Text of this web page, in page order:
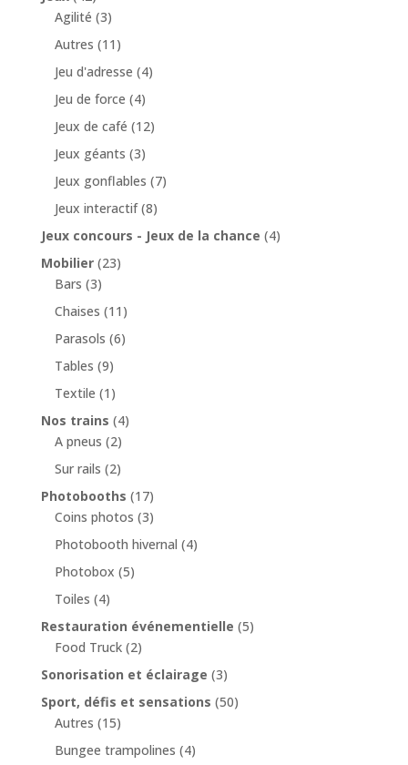
Agilité (3)
Autres (11)
Jeu d'adresse (4)
Jeu de force (4)
Jeux de café (12)
Jeux géants (3)
Jeux gonflables (7)
Jeux interactif (8)
Jeux concours - Jeux de la chance (4)
Mobilier (23)
Bars (3)
Chaises (11)
Parasols (6)
Tables (9)
Textile (1)
Nos trains (4)
A pneus (2)
Sur rails (2)
Photobooths (17)
Coins photos (3)
Photobooth hivernal (4)
Photobox (5)
Toiles (4)
Restauration événementielle (5)
Food Truck (2)
Sonorisation et éclairage (3)
Sport, défis et sensations (50)
Autres (15)
Bungee trampolines (4)